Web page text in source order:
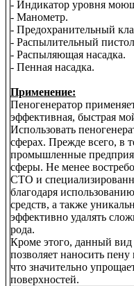
- Индикатор уровня
- Манометр.
- Предохранительный
- Распылительный
- Распыляющая насадка.
- Пенная насадка.
Применение:
Пеногенератор
эффективная, быстрая
Использовать
сферах. Прежде всего, в
промышленные
сферы. Не менее
СТО и
благодаря
средств, а также
эффективно удалять
рода.
Кроме этого, данный вид
позволяет наносить
что значительно
поверхностей.